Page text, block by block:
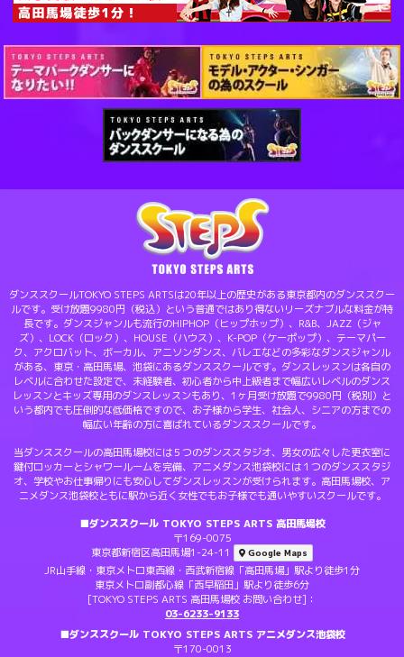
ダンススクールTOKYO STEPS ARTSは20年以上の歴史がある東京都内のダンススクー
ルです。受け放題9980円（税込）という普通ではあり得ないリーズナブルな料金が特
長です。ダンスジャンルも流行のHIPHOP（ヒップホップ）、R&B、JAZZ（ジャ
ズ）、LOCK（ロック）、HOUSE（ハウス）、K-POP（ケーポップ）、テーマパー
ク、アクロバット、ボーカル、アニソンダンス、バレエなどの多彩なダンスジャンル
がある、東京・高田馬場、池袋にあるダンススクールです。ダンスレッスンは各自の
レベルに合わせた設定で、未経験者、初心者から中上級者まで幅広いレベルのダンス
レッスンとキッズ専用のダンスレッスンもあり、1ヶ月受け放題で9980円（税別）と
いう都内でも圧倒的な低価格ですので、お子様から学生、社会人、シニアの方までの
幅広い年齢の方に喜ばれているダンススクールです。
当ダンススクールの高田馬場校には５つのダンススタジオ、男女の広々した更衣室に
鍵付ロッカーとシャワールームを完備、アニメダンス池袋校には１つのダンススタジ
オ、学校やお仕事帰りにも安心してダンスレッスンが受けられます。高田馬場校、ア
ニメダンス池袋校ともに駅から近く女性でもお子様でも通いやすいスクールです。
■ダンススクール TOKYO STEPS ARTS 高田馬場校
〒169-0075
東京都新宿区高田馬場1-24-11
Google Maps
JR山手線・東京メトロ東西線・西武新宿線「高田馬場」駅より徒歩1分
東京メトロ副都心線「西早稲田」駅より徒歩6分
[TOKYO STEPS ARTS 高田馬場校 お問い合わせ]：
03-6233-9133
■ダンススクール TOKYO STEPS ARTS アニメダンス池袋校
〒170-0013